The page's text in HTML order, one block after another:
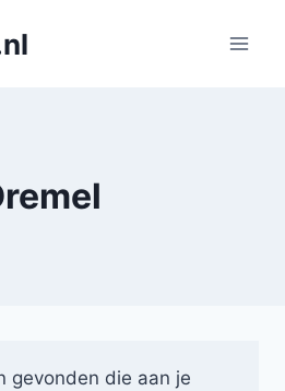
gevonden die aan je